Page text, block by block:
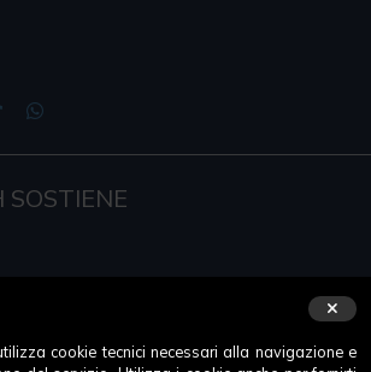
cookie tecnici necessari alla navigazione e